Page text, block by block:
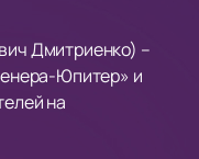
Дмитриенко) –
Юпитер» и
на